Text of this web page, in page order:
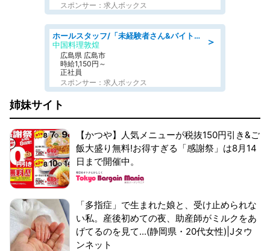
スポンサー：求人ボックス
＞
ホールスタッフ/「未経験者さん&バイトデビューも大歓迎」残業ほぼなし×1日3時間〜勤務OK!フォロー体制も充実/広島県/広島市南区
中国料理敦煌
広島県 広島市
時給1,150円～
正社員
スポンサー：求人ボックス
姉妹サイト
【かつや】人気メニューが税抜150円引き&ご
飯大盛り無料!お得すぎる「感謝祭」は8月14
日まで開催中。
「多指症」で生まれた娘と、受け止められな
い私。産後初めての夜、助産師がミルクをあ
げてるのを見て...(静岡県・20代女性)|Jタウ
ンネット